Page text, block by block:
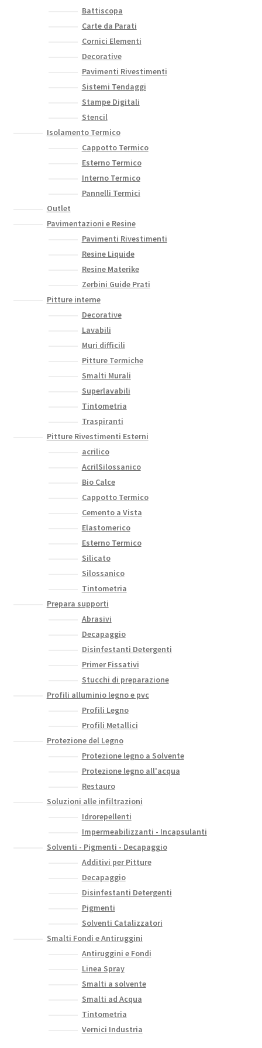
Battiscopa
Carte da Parati
Cornici Elementi
Decorative
Pavimenti Rivestimenti
Sistemi Tendaggi
Stampe Digitali
Stencil
Isolamento Termico
Cappotto Termico
Esterno Termico
Interno Termico
Pannelli Termici
Outlet
Pavimentazioni e Resine
Pavimenti Rivestimenti
Resine Liquide
Resine Materike
Zerbini Guide Prati
Pitture interne
Decorative
Lavabili
Muri difficili
Pitture Termiche
Smalti Murali
Superlavabili
Tintometria
Traspiranti
Pitture Rivestimenti Esterni
acrilico
AcrilSilossanico
Bio Calce
Cappotto Termico
Cemento a Vista
Elastomerico
Esterno Termico
Silicato
Silossanico
Tintometria
Prepara supporti
Abrasivi
Decapaggio
Disinfestanti Detergenti
Primer Fissativi
Stucchi di preparazione
Profili alluminio legno e pvc
Profili Legno
Profili Metallici
Protezione del Legno
Protezione legno a Solvente
Protezione legno all'acqua
Restauro
Soluzioni alle infiltrazioni
Idrorepellenti
Impermeabilizzanti - Incapsulanti
Solventi - Pigmenti - Decapaggio
Additivi per Pitture
Decapaggio
Disinfestanti Detergenti
Pigmenti
Solventi Catalizzatori
Smalti Fondi e Antiruggini
Antiruggini e Fondi
Linea Spray
Smalti a solvente
Smalti ad Acqua
Tintometria
Vernici Industria